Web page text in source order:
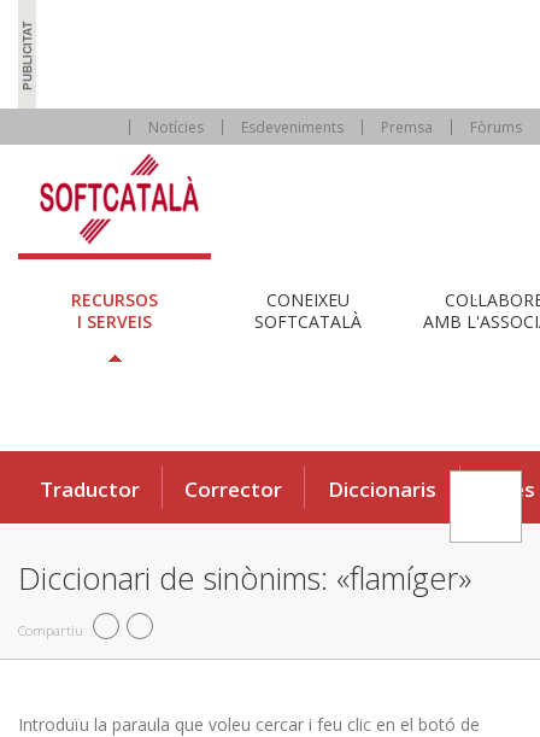
Notícies Esdeveniments Premsa Fòrums
RECURSOS
I SERVEIS
CONEIXEU
SOFTCATALÀ
AMB
Traductor Corrector Diccionaris Eines
Diccionari de sinònims: «flamíger»
Compartiu
Introduïu la paraula que voleu cercar i feu clic en el botó de